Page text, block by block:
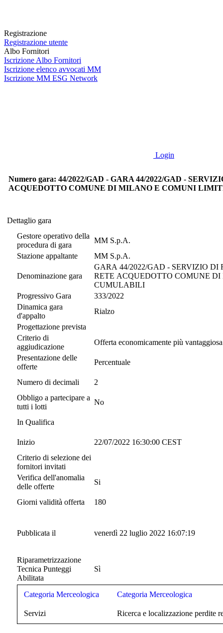
Registrazione
Registrazione utente
Albo Fornitori
Iscrizione Albo Fornitori
Iscrizione elenco avvocati MM
Iscrizione MM ESG Network
Login
Numero gara: 44/2022/GAD - GARA 44/2022/GAD -
ACQUEDOTTO COMUNE DI MILANO E COMUNI
Dettaglio gara
Gestore operativo della
procedura di gara
MM S.p.A.
Stazione appaltante
MM S.p.A.
Denominazione gara
GARA 44/2022/GAD - SERVIZIO
RETE ACQUEDOTTO COMUNE
CUMULABILI
Progressivo Gara
333/2022
Dinamica gara
d'appalto
Rialzo
Progettazione prevista
Criterio di
aggiudicazione
Offerta economicamente più vantaggiosa
Presentazione delle
offerte
Percentuale
Numero di decimali
2
Obbligo a partecipare a
tutti i lotti
No
In Qualifica
Inizio
22/07/2022 16:30:00 CEST
Criterio di selezione dei
fornitori invitati
Verifica dell'anomalia
delle offerte
Si
Giorni validità offerta 180
Pubblicata il venerdì 22 luglio 2022 16:07:19
Riparametrizzazione
Tecnica Punteggi
Abilitata
Sì
Categoria Merceologica Categoria Merceologica
Servizi Ricerca e localizzazione perdite